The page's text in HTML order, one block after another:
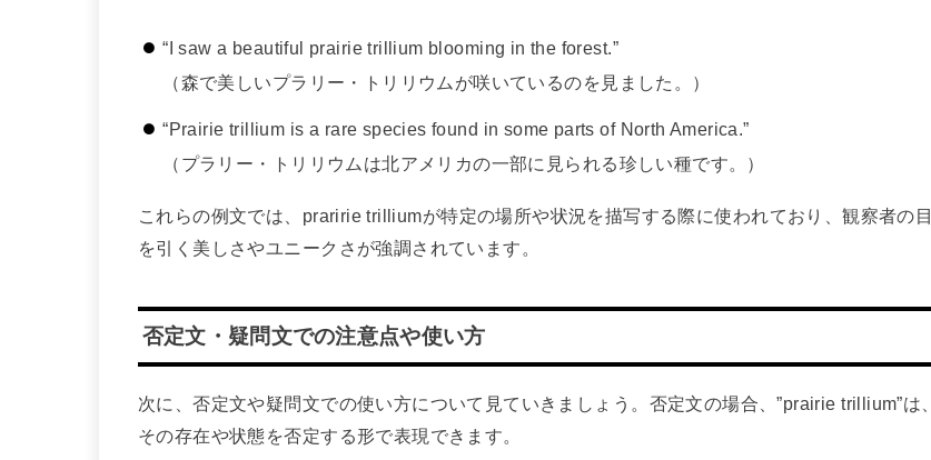
“I saw a beautiful prairie trillium blooming in the forest.”
（森で美しいプラリー・トリリウムが咲いているのを見ました。）
“Prairie trillium is a rare species found in some parts of North America.”
（プラリー・トリリウムは北アメリカの一部に見られる珍しい種です。）
これらの例文では、praririe trilliumが特定の場所や状況を描写する際に使われており、観察者の目
を引く美しさやユニークさが強調されています。
否定文・疑問文での注意点や使い方
次に、否定文や疑問文での使い方について見ていきましょう。否定文の場合、”prairie trillium”は、
その存在や状態を否定する形で表現できます。